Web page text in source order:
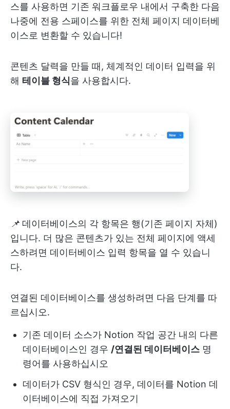
스를 사용하면 기존 워크플로우 내에서 구축한 다음
나중에 전용 스페이스를 위한 전체 페이지 데이터베
이스로 변환할 수 있습니다!
콘텐츠 달력을 만들 때, 체계적인 데이터 입력을 위
해 테이블 형식을 사용합시다.
📌 데이터베이스의 각 항목은 행(기존 페이지 자체)
입니다. 더 많은 콘텐츠가 있는 전체 페이지에 액세
스하려면 데이터베이스 입력 항목을 열 수 있습니
다.
연결된 데이터베이스를 생성하려면 다음 단계를 따
르십시오.
기존 데이터 소스가 Notion 작업 공간 내의 다른
데이터베이스인 경우 /연결된 데이터베이스 명
령어를 사용하십시오
데이터가 CSV 형식인 경우, 데이터를 Notion 데
이터베이스에 직접 가져오기